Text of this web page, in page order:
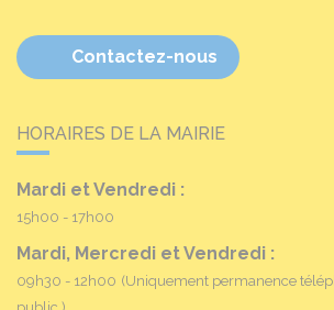
Contactez-nous
HORAIRES DE LA MAIRIE
Mardi et Vendredi :
15h00 - 17h00
Mardi, Mercredi et Vendredi :
09h30 - 12h00 (Uniquement permanence